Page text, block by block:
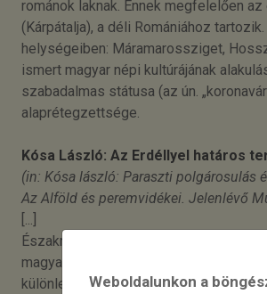
Weboldalunkon a
románok laknak. Ennek megfelelően
(Kárpátalja), a déli Romániához
helységeiben: Máramarossziget,
ismert magyar népi kultúrájának
szabadalmas státusa (az ún.
alaprétegzettsége.
Kósa László: Az Erdéllyel határos
(in: Kósa lászló: Paraszti polgárosulás
Az Alföld és peremvidékei. Jelenlévő
Északról délre haladva először a
magyarságáról azonban alig van
különleges jogállásuk után hajdan